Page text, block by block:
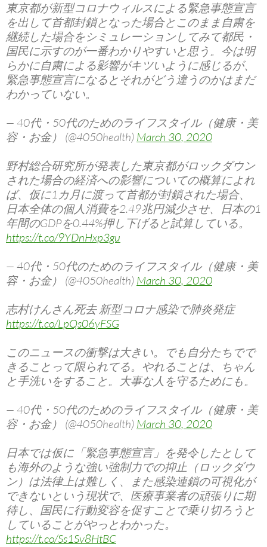
東京都が新型コロナウィルスによる緊急事態宣言
を出して首都封鎖となった場合とこのまま自粛を
継続した場合をシミュレーションしてみて都民・
国民に示すのが一番わかりやすいと思う。今は明
らかに自粛による影響がキツいように感じるが、
緊急事態宣言になるとそれがどう違うのかはまだ
わかっていない。
— 40代・50代のためのライフスタイル（健康・美
容・お金） (@4050health) March 30, 2020
野村総合研究所が発表した東京都がロックダウン
された場合の経済への影響についての概算によれ
ば、仮に1カ月に渡って首都が封鎖された場合、
日本全体の個人消費を2.49兆円減少させ、日本の1
年間のGDPを0.44%押し下げると試算している。
https://t.co/9YDnHxp3gu
— 40代・50代のためのライフスタイル（健康・美
容・お金） (@4050health) March 30, 2020
志村けんさん死去 新型コロナ感染で肺炎発症
https://t.co/LpQs06yFSG
このニュースの衝撃は大きい。でも自分たちでで
きることって限られてる。やれることは、ちゃん
と手洗いをすること。大事な人を守るためにも。
— 40代・50代のためのライフスタイル（健康・美
容・お金） (@4050health) March 30, 2020
日本では仮に「緊急事態宣言」を発令したとして
も海外のような強い強制力での抑止（ロックダウ
ン）は法律上は難しく、また感染連鎖の可視化が
できないという現状で、医療事業者の頑張りに期
待し、国民に行動変容を促すことで乗り切ろうと
していることがやっとわかった。
https://t.co/Ss1Sv8HtBC